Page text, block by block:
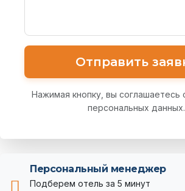
Отправить
Нажимая кнопку, вы соглашаетесь
персональных данных.
Персональный менеджер
Подберем отель за 5 минут